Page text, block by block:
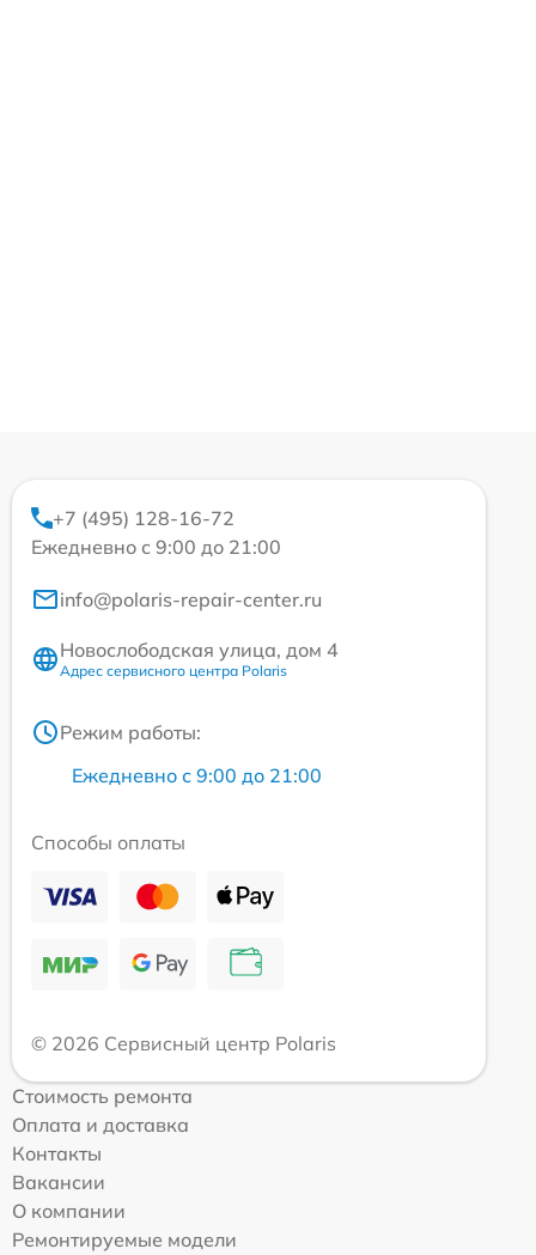
+7 (495) 128-16-72
Ежедневно с 9:00 до 21:00
info@polaris-repair-center.ru
Новослободская улица, дом 4
Адрес сервисного центра Polaris
Режим работы:
Ежедневно с 9:00 до 21:00
Способы оплаты
© 2026 Сервисный центр Polaris
Стоимость ремонта
Оплата и доставка
Контакты
Вакансии
О компании
Ремонтируемые модели